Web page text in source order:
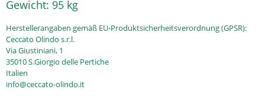
Gewicht: 95 kg
Herstellerangaben gemäß EU-Produktsicherheitsverordnung (GPSR):
Ceccato Olindo s.r.l.
Via Giustiniani, 1
35010 S.Giorgio delle Pertiche
Italien
info@ceccato-olindo.it